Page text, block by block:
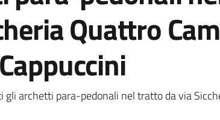
Quattro
notizia
gli archetti para-pedonali nel tratto da via